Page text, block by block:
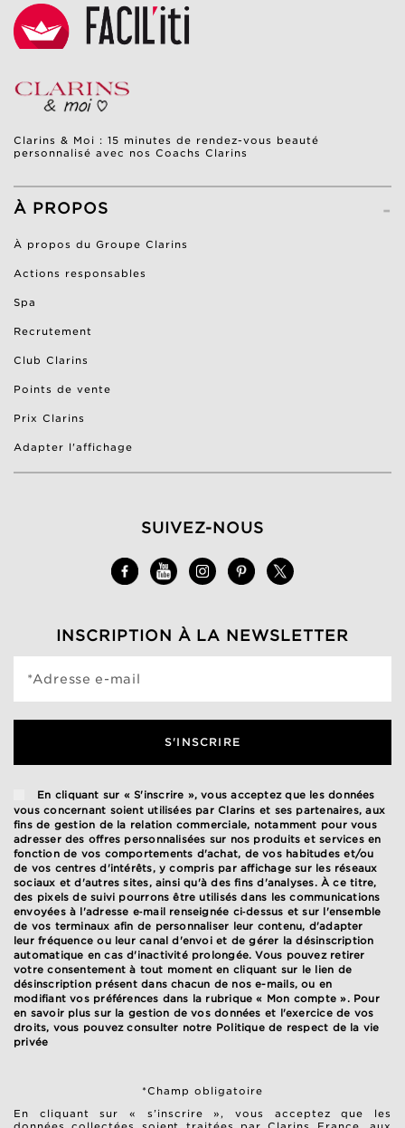
Clarins & Moi : 15 minutes de rendez-vous beauté
personnalisé avec nos Coachs Clarins
-
À PROPOS
À propos du Groupe Clarins
Actions responsables
Spa
Recrutement
Club Clarins
Points de vente
Prix Clarins
Adapter l'affichage
SUIVEZ-NOUS
INSCRIPTION À LA NEWSLETTER
*Adresse e-mail
S'INSCRIRE
En cliquant sur « S'inscrire », vous acceptez que les données
vous concernant soient utilisées par Clarins et ses partenaires, aux
fins de gestion de la relation commerciale, notamment pour vous
adresser des offres personnalisées sur nos produits et services en
fonction de vos comportements d'achat, de vos habitudes et/ou
de vos centres d'intérêts, y compris par affichage sur les réseaux
sociaux et d'autres sites, ainsi qu'à des fins d'analyses. À ce titre,
des pixels de suivi pourrons être utilisés dans les communications
envoyées à l'adresse e‑mail renseignée ci‑dessus et sur l'ensemble
de vos terminaux afin de personnaliser leur contenu, d'adapter
leur fréquence ou leur canal d'envoi et de gérer la désinscription
automatique en cas d'inactivité prolongée. Vous pouvez retirer
votre consentement à tout moment en cliquant sur le lien de
désinscription présent dans chacun de nos e-mails, ou en
modifiant vos préférences dans la rubrique « Mon compte ». Pour
en savoir plus sur la gestion de vos données et l'exercice de vos
droits, vous pouvez consulter notre Politique de respect de la vie
privée
*Champ obligatoire
En cliquant sur « s’inscrire », vous acceptez que les